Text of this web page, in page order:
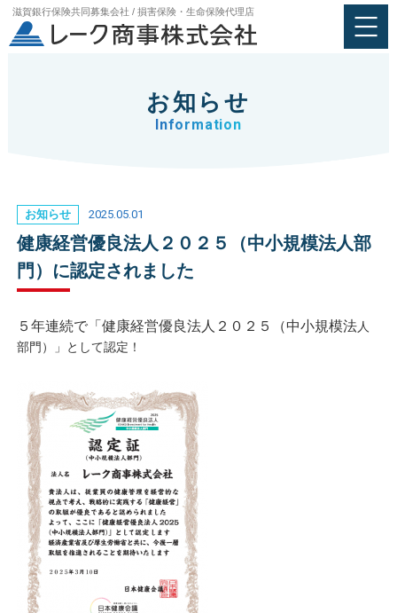
滋賀銀行保険共同募集会社 / 損害保険・生命保険代理店
お知らせ
Information
お知らせ 2025.05.01
健康経営優良法人２０２５（中小規模法人部
門）に認定されました
５年連続で「健康経営優良法人２０２５（中小規模法人
部門）」として認定！